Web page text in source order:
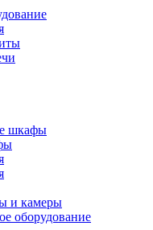
шкафы
и камеры
оборудование